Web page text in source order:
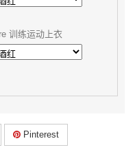
训练运动上衣
Pinterest